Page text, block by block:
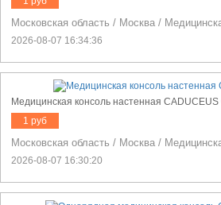
Московская область / Москва /
2026-08-07 16:34:36
Медицинская консоль настенная CADUCEUS
1 руб
Московская область / Москва /
2026-08-07 16:30:20